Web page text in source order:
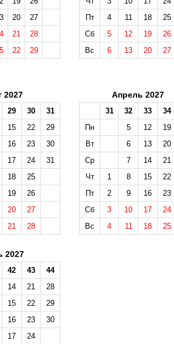
20
27
21
28
22 29
Пт
4 11 18
25
Сб
5 12 19
26
Вс
6 13 20 27
2027
29 30
31
15 22
29
16 23
30
17 24
31
18
25
19
26
20
27
21 28
Апрель 2027
31 32 33 34
Пн
5 12 19
Вт
6 13 20
Ср
7 14 21
Чт
1 8 15 22
Пт
2 9 16 23
Сб
3 10 17
24
Вс
4 11 18 25
2027
42 43
44
14 21
28
15 22
29
16 23
30
17 24